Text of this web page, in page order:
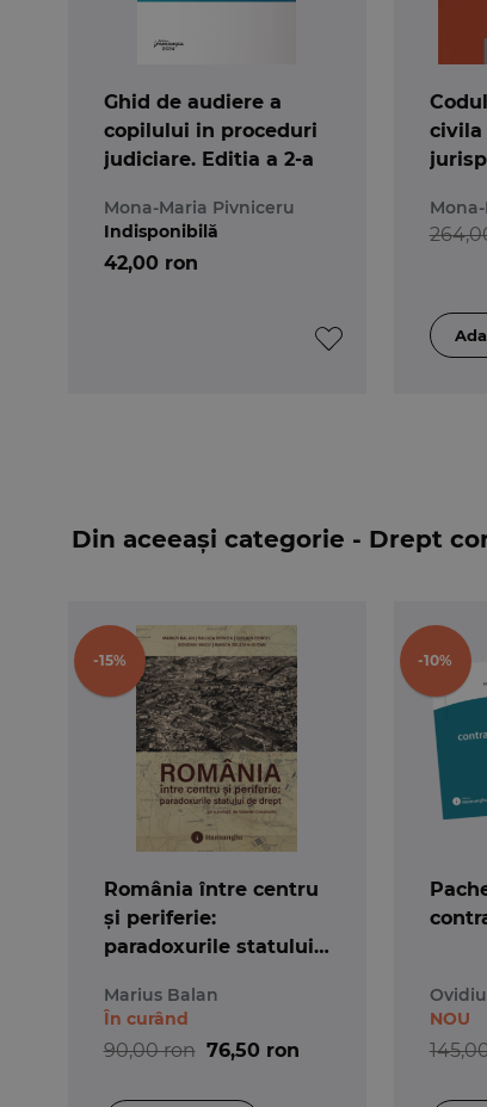
practicienii dreptului, cat si pentru cei
Ghid de audiere a
copilului in proceduri
judiciare. Editia a 2-a
Mona-Maria Pivniceru
42,00 ron
Indisponibilă
civila
Din aceeași categorie - Drept
-15%
România între centru
și periferie:
paradoxurile statului
Marius Balan
90,00 ron 76,50 ron
În curând
-10%
NOU